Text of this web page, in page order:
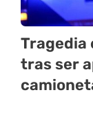
Tragedia
tras ser